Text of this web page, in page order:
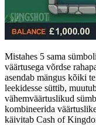
Mistahes 5 sama
väärtusega võrdse
asendab mängus kõiki
leekidesse süttib,
vähemväärtuslikud
kombineerida
käivitab Cash of